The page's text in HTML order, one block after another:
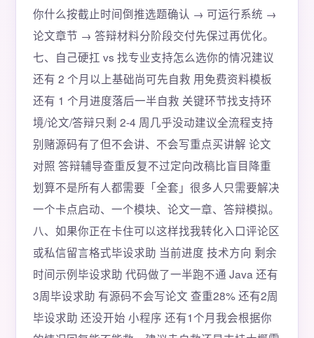
你什么按截止时间倒推选题确认 → 可运行系统 →
论文章节 → 答辩材料分阶段交付先保过再优化。
七、自己硬扛 vs 找专业支持怎么选你的情况建议
还有 2 个月以上基础尚可先自救 用免费资料模板
还有 1 个月进度落后一半自救 关键环节找支持环
境/论文/答辩只剩 2-4 周几乎没动建议全流程支持
别赌源码有了但不会讲、不会写重点买讲解 论文
对照 答辩辅导查重反复不过定向改稿比盲目降重
划算不是所有人都需要「全套」很多人只需要解决
一个卡点启动、一个模块、论文一章、答辩模拟。
八、如果你正在卡住可以这样找我转化入口评论区
或私信留言格式毕设求助 当前进度 技术方向 剩余
时间示例毕设求助 代码做了一半跑不通 Java 还有
3周毕设求助 有源码不会写论文 查重28% 还有2周
毕设求助 还没开始 小程序 还有1个月我会根据你